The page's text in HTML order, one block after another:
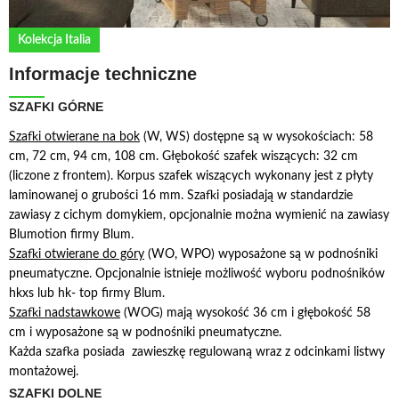
Kolekcja Italia
Informacje techniczne
SZAFKI GÓRNE
Szafki otwierane na bok (W, WS) dostępne są w wysokościach: 58
cm, 72 cm, 94 cm, 108 cm. Głębokość szafek wiszących: 32 cm
(liczone z frontem). Korpus szafek wiszących wykonany jest z płyty
laminowanej o grubości 16 mm. Szafki posiadają w standardzie
zawiasy z cichym domykiem, opcjonalnie można wymienić na zawiasy
Blumotion firmy Blum.
Szafki otwierane do góry (WO, WPO) wyposażone są w podnośniki
pneumatyczne. Opcjonalnie istnieje możliwość wyboru podnośników
hkxs lub hk- top firmy Blum.
Szafki nadstawkowe (WOG) mają wysokość 36 cm i głębokość 58
cm i wyposażone są w podnośniki pneumatyczne.
Każda szafka posiada zawieszkę regulowaną wraz z odcinkami listwy
montażowej.
SZAFKI DOLNE